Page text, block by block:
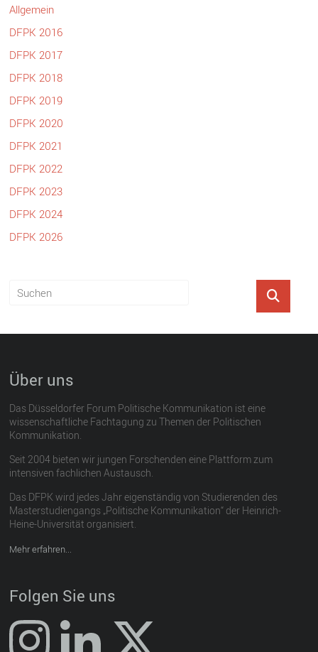
Allgemein
DFPK 2016
DFPK 2017
DFPK 2018
DFPK 2019
DFPK 2020
DFPK 2021
DFPK 2022
DFPK 2023
DFPK 2024
DFPK 2026
Über uns
Das Düsseldorfer Forum Politische Kommunikation ist eine
wissenschaftliche Fachtagung zu Themen der Politischen
Kommunikation.
Seit 2004 bieten wir jungen Forschenden eine Plattform zum
intensiven fachlichen Austausch.
Das DFPK wird jedes Jahr eigenständig von Studierenden des
Masterstudiengangs „Politische Kommunikation“ der Heinrich-
Heine-Universität organisiert.
Mehr erfahren...
Folgen Sie uns